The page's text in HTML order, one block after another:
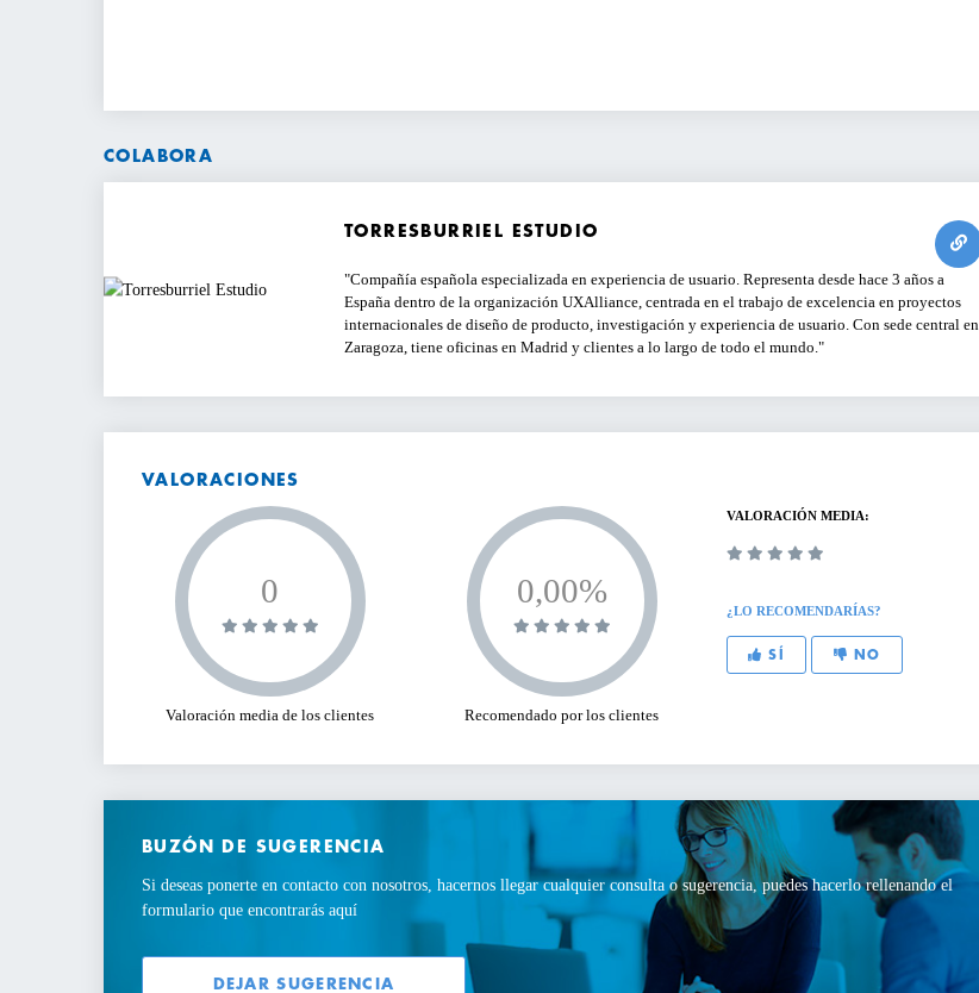
COLABORA
TORRESBURRIEL ESTUDIO
Compañía española especializada en experiencia de usuario. Representa desde hace 3 años a
España dentro de la organización UXAlliance, centrada en el trabajo de excelencia en proyectos
internacionales de diseño de producto, investigación y experiencia de usuario. Con sede central en
Zaragoza, tiene oficinas en Madrid y clientes a lo largo de todo el mundo.
VALORACIONES
0
Valoración media de los clientes
0,00%
Recomendado por los clientes
VALORACIÓN MEDIA:
¿LO RECOMENDARÍAS?
SÍ NO
BUZÓN DE SUGERENCIA
Si deseas ponerte en contacto con nosotros, hacernos llegar cualquier consulta o sugerencia, puedes hacerlo rellenando el
formulario que encontrarás aquí
DEJAR SUGERENCIA